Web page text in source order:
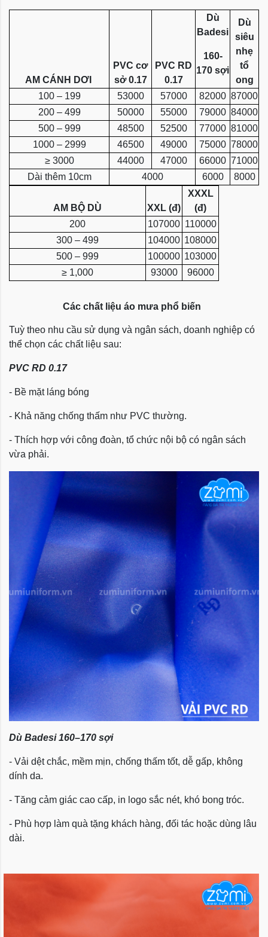
AM CÁNH DƠI
PVC cơ
sở 0.17
PVC RD
0.17
Dù
Badesi
160-
170 sợi
Dù
siêu
nhẹ
tổ
ong
100 – 199
53000 57000 82000 87000
200 – 499
50000 55000 79000 84000
500 – 999
48500 52500 77000 81000
1000 – 2999
46500 49000 75000 78000
≥ 3000
44000 47000 66000 71000
Dài thêm 10cm
4000 6000 8000
AM BỘ DÙ XXL (đ)
XXXL
(đ)
200
107000 110000
300 – 499
104000 108000
500 – 999
100000 103000
≥ 1,000
93000 96000
Các chất liệu áo mưa phổ biến
Tuỳ theo nhu cầu sử dụng và ngân sách, doanh nghiệp có
thể chọn các chất liệu sau:
PVC RD 0.17
- Bề mặt láng bóng
- Khả năng chống thấm như PVC thường.
- Thích hợp với công đoàn, tổ chức nội bộ có ngân sách
vừa phải.
Dù Badesi 160–170 sợi
- Vải dệt chắc, mềm mịn, chống thấm tốt, dễ gấp, không
dính da.
- Tăng cảm giác cao cấp, in logo sắc nét, khó bong tróc.
- Phù hợp làm quà tặng khách hàng, đối tác hoặc dùng lâu
dài.